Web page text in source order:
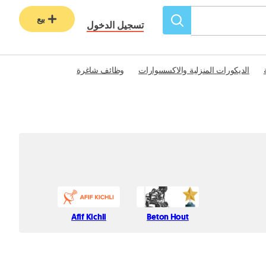
تسجيل الدخول
بيع
الديكورات المنزلية والاكسسوارات
وظائف شاغرة
Afif Kichli Beton Hout